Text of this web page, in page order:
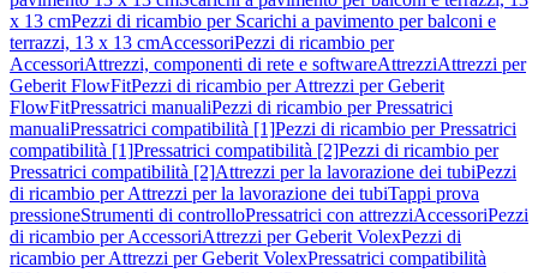
x 13 cmPezzi di ricambio per Scarichi a pavimento per balconi e
terrazzi, 13 x 13 cmAccessoriPezzi di ricambio per
AccessoriAttrezzi, componenti di rete e softwareAttrezziAttrezzi per
Geberit FlowFitPezzi di ricambio per Attrezzi per Geberit
FlowFitPressatrici manualiPezzi di ricambio per Pressatrici
manualiPressatrici compatibilità [1]Pezzi di ricambio per Pressatrici
compatibilità [1]Pressatrici compatibilità [2]Pezzi di ricambio per
Pressatrici compatibilità [2]Attrezzi per la lavorazione dei tubiPezzi
di ricambio per Attrezzi per la lavorazione dei tubiTappi prova
pressioneStrumenti di controlloPressatrici con attrezziAccessoriPezzi
di ricambio per AccessoriAttrezzi per Geberit VolexPezzi di
ricambio per Attrezzi per Geberit VolexPressatrici compatibilità